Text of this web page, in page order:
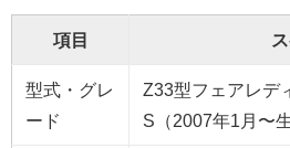
項目
型式・グレ
ード
Z33型フェアレデ
S（2007年1月〜